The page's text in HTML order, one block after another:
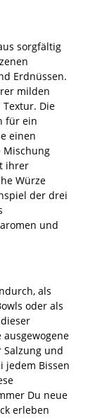
sorgfältig
Erdnüssen.
milden
Die
für ein
einen
Mischung
ihrer
Würze
der drei
und
als
oder als
Salzung und
jedem Bissen
Du neue
erleben